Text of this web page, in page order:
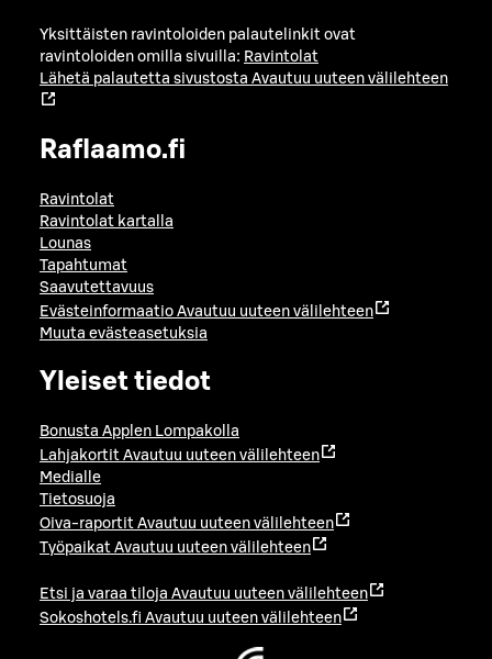
Yksittäisten ravintoloiden palautelinkit ovat
ravintoloiden omilla sivuilla: Ravintolat
Lähetä palautetta sivustosta Avautuu uuteen välilehteen
Raflaamo.fi
Ravintolat
Ravintolat kartalla
Lounas
Tapahtumat
Saavutettavuus
Evästeinformaatio Avautuu uuteen välilehteen
Muuta evästeasetuksia
Yleiset tiedot
Bonusta Applen Lompakolla
Lahjakortit Avautuu uuteen välilehteen
Medialle
Tietosuoja
Oiva-raportit Avautuu uuteen välilehteen
Työpaikat Avautuu uuteen välilehteen
Etsi ja varaa tiloja Avautuu uuteen välilehteen
Sokoshotels.fi Avautuu uuteen välilehteen